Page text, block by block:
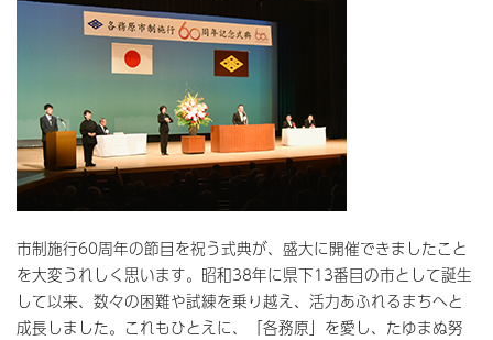
市制施行60周年の節目を祝う式典が、盛大に開催できましたこと
を大変うれしく思います。昭和38年に県下13番目の市として誕生
して以来、数々の困難や試練を乗り越え、活力あふれるまちへと
成長しました。これもひとえに、「各務原」を愛し、たゆまぬ努